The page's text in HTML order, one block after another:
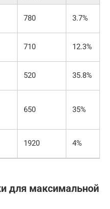
780 3.7%
710 12.3%
520 35.8%
650 35%
1920 4%
для максимальной